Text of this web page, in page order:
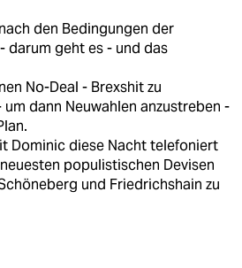
den Bedingungen der
darum geht es - und das
No-Deal - Brexshit zu
dann Neuwahlen anzustreben -
Dominic diese Nacht telefoniert
populistischen Devisen
und Friedrichshain zu